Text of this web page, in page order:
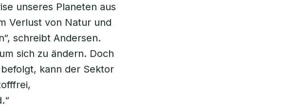
unseres Planeten aus
Verlust von Natur und
schreibt Andersen.
sich zu ändern. Doch
kann der Sektor